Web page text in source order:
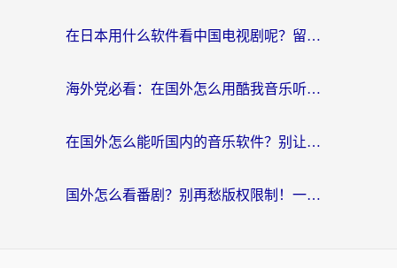
在日本用什么软件看中国电视剧呢？留学生亲测有效的回国加速方案
海外党必看：在国外怎么用酷我音乐听音乐？告别“地区不支持”的实用指南
在国外怎么能听国内的音乐软件？别让版权限制断了你的“中文歌单”
国外怎么看番剧？别再愁版权限制！一个工具解决所有回国追剧难题